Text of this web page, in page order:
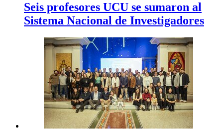
Seis profesores UCU se sumaron al
Sistema Nacional de Investigadores